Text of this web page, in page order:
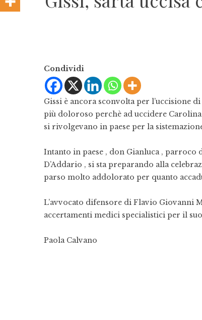
Condividi
Gissi è ancora sconvolta per l’uccisione
più doloroso perchè ad uccidere
si rivolgevano in paese per la
Intanto in paese , don Gianluca , parroco
D’Addario , si sta preparando alla
parso molto addolorato per quanto
L’avvocato difensore di Flavio Giovanni
accertamenti medici specialistici per il
Paola Calvano